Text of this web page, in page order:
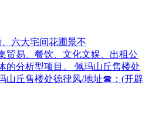
六大宅间花圃景不
贸易、餐饮、文化文娱、出租公
的分析型项目。 佩玛山丘售楼处
山丘售楼处德律风/地址☎：(开辟